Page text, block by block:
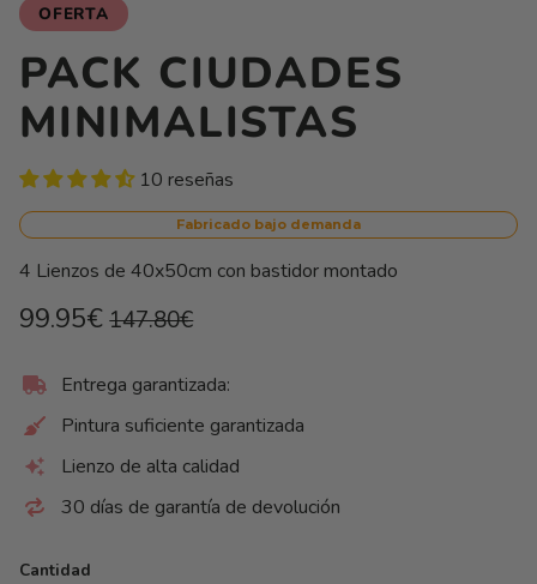
OFERTA
PACK CIUDADES
MINIMALISTAS
10 reseñas
Fabricado bajo demanda
4 Lienzos de 40x50cm con bastidor montado
Precio
99.95€
Precio
oferta
147.80€
Entrega garantizada:
Pintura suficiente garantizada
Lienzo de alta calidad
30 días de garantía de devolución
Cantidad